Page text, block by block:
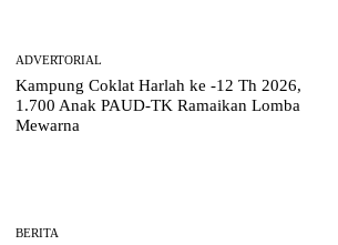
ADVERTORIAL
Kampung Coklat Harlah ke -12 Th 2026,
1.700 Anak PAUD-TK Ramaikan Lomba
Mewarna
BERITA